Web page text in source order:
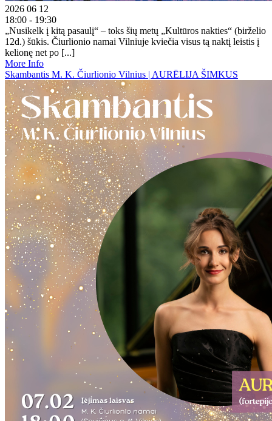
2026 06 12
18:00 - 19:30
„Nusikelk į kitą pasaulį“ – toks šių metų „Kultūros nakties“ (birželio
12d.) šūkis. Čiurlionio namai Vilniuje kviečia visus tą naktį leistis į
kelionę net po [...]
More Info
Skambantis M. K. Čiurlionio Vilnius | AURĒLIJA ŠIMKUS